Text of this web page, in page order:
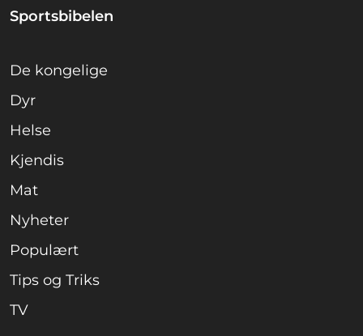
Sportsbibelen
De kongelige
Dyr
Helse
Kjendis
Mat
Nyheter
Populært
Tips og Triks
TV